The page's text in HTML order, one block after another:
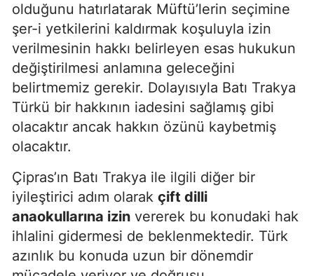
olduğunu hatırlatarak Müftü’lerin seçimine
şer-i yetkilerini kaldırmak koşuluyla izin
verilmesinin hakkı belirleyen esas hukukun
değiştirilmesi anlamına geleceğini
belirtmemiz gerekir. Dolayısıyla Batı Trakya
Türkü bir hakkının iadesini sağlamış gibi
olacaktır ancak hakkın özünü kaybetmiş
olacaktır.
Çipras’ın Batı Trakya ile ilgili diğer bir
iyileştirici adım olarak çift dilli
anaokullarına izin vererek bu konudaki hak
ihlalini gidermesi de beklenmektedir. Türk
azınlık bu konuda uzun bir dönemdir